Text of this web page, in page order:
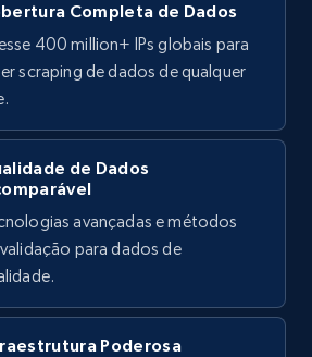
Comece grátis
id, Product name, Price,
code, Colour, Description, and
Completa de Dados
400 million+ IPs globais para
scraping de dados de qualquer
de Dados
avançadas e métodos
para dados de
Poderosa